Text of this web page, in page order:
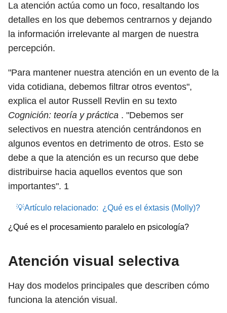
La atención actúa como un foco, resaltando los
detalles en los que debemos centrarnos y dejando
la información irrelevante al margen de nuestra
percepción.
"Para mantener nuestra atención en un evento de la
vida cotidiana, debemos filtrar otros eventos",
explica el autor Russell Revlin en su texto
Cognición: teoría y práctica . "Debemos ser
selectivos en nuestra atención centrándonos en
algunos eventos en detrimento de otros. Esto se
debe a que la atención es un recurso que debe
distribuirse hacia aquellos eventos que son
importantes". 1
💡Artículo relacionado: ¿Qué es el éxtasis (Molly)?
¿Qué es el procesamiento paralelo en psicología?
Atención visual selectiva
Hay dos modelos principales que describen cómo
funciona la atención visual.